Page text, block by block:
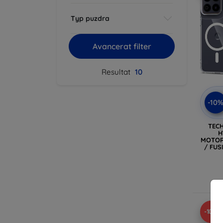
Typ puzdra
Avancerat filter
Resultat 10
-10%
/
-10%